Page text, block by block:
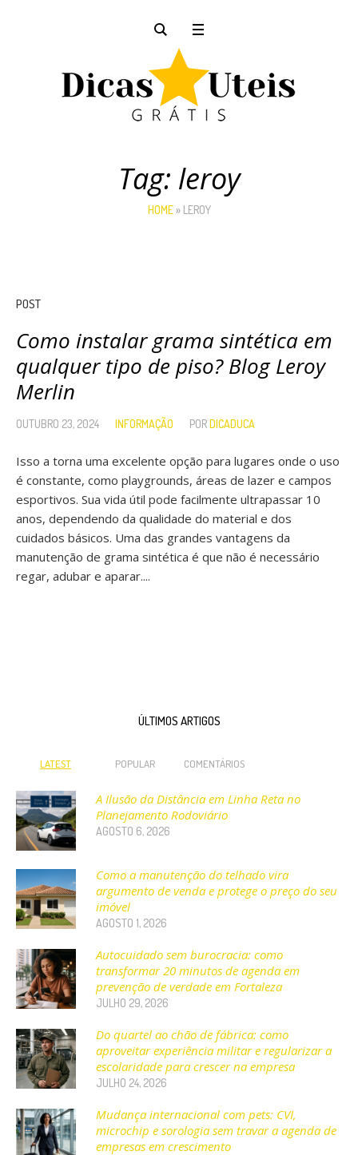
Tag: leroy
HOME» LEROY
POST
Como instalar grama sintética em
qualquer tipo de piso? Blog Leroy
Merlin
OUTUBRO 23, 2024 INFORMAÇÃO PORDICADUCA
Isso a torna uma excelente opção para lugares onde o uso
é constante, como playgrounds, áreas de lazer e campos
esportivos. Sua vida útil pode facilmente ultrapassar 10
anos, dependendo da qualidade do material e dos
cuidados básicos. Uma das grandes vantagens da
manutenção de grama sintética é que não é necessário
regar, adubar e aparar....
ÚLTIMOS ARTIGOS
LATEST POPULAR COMENTÁRIOS
A Ilusão da Distância em Linha Reta no
Planejamento Rodoviário
AGOSTO 6, 2026
Como a manutenção do telhado vira
argumento de venda e protege o preço do seu
imóvel
AGOSTO 1, 2026
Autocuidado sem burocracia: como
transformar 20 minutos de agenda em
prevenção de verdade em Fortaleza
JULHO 29, 2026
Do quartel ao chão de fábrica: como
aproveitar experiência militar e regularizar a
escolaridade para crescer na empresa
JULHO 24, 2026
Mudança internacional com pets: CVI,
microchip e sorologia sem travar a agenda de
empresas em crescimento